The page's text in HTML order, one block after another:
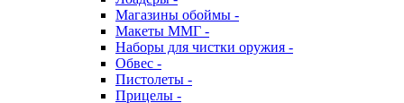
Магазины обоймы -
Макеты ММГ -
Наборы для чистки оружия -
Обвес -
Пистолеты -
Прицелы -